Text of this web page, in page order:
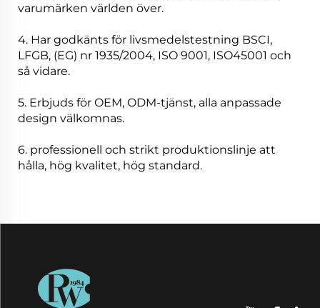
varumärken världen över.
4. Har godkänts för livsmedelstestning BSCI,
LFGB, (EG) nr 1935/2004, ISO 9001, ISO45001 och
så vidare.
5. Erbjuds för OEM, ODM-tjänst, alla anpassade
design välkomnas.
6. professionell och strikt produktionslinje att
hålla, hög kvalitet, hög standard.